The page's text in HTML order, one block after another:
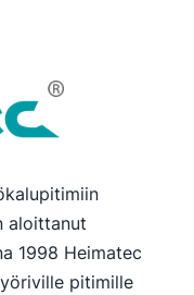
aloittanut
1998 Heimatec
pitimille